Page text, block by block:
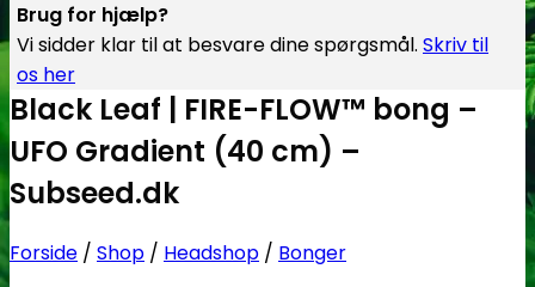
Brug for hjælp?
Vi sidder klar til at besvare dine spørgsmål. Skriv til
os her
Black Leaf | FIRE-FLOW™ bong –
UFO Gradient (40 cm) –
Subseed.dk
Forside / Shop / Headshop / Bonger